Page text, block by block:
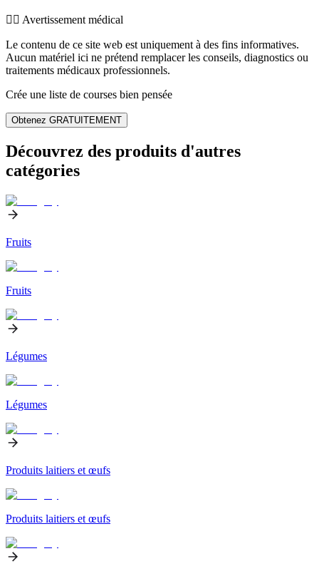
👨‍⚕️️ Avertissement médical
Le contenu de ce site web est uniquement à des fins informatives.
Aucun matériel ici ne prétend remplacer les conseils, diagnostics ou
traitements médicaux professionnels.
Crée une liste de courses bien pensée
Obtenez GRATUITEMENT
Découvrez des produits d'autres
catégories
Fruits
Fruits
Légumes
Légumes
Produits laitiers et œufs
Produits laitiers et œufs